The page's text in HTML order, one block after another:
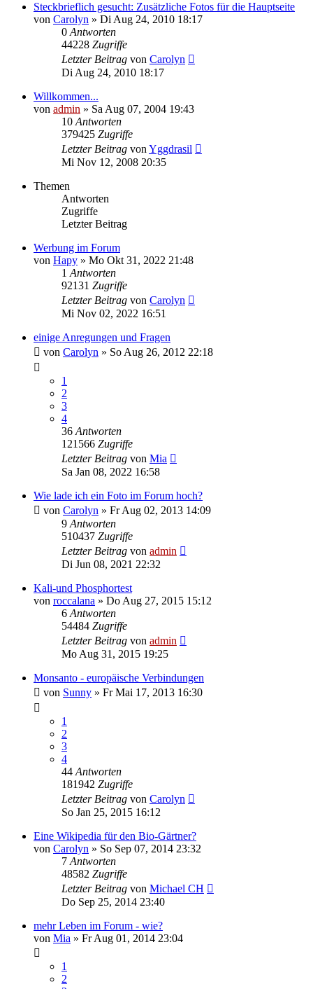
Steckbrieflich gesucht: Zusätzliche Fotos für die Hauptseite
von Carolyn » Di Aug 24, 2010 18:17
0 Antworten
44228 Zugriffe
Letzter Beitrag von Carolyn
Di Aug 24, 2010 18:17
Willkommen...
von admin » Sa Aug 07, 2004 19:43
10 Antworten
379425 Zugriffe
Letzter Beitrag von Yggdrasil
Mi Nov 12, 2008 20:35
Themen
Antworten
Zugriffe
Letzter Beitrag
Werbung im Forum
von Hapy » Mo Okt 31, 2022 21:48
1 Antworten
92131 Zugriffe
Letzter Beitrag von Carolyn
Mi Nov 02, 2022 16:51
einige Anregungen und Fragen
von Carolyn » So Aug 26, 2012 22:18
1
2
3
4
36 Antworten
121566 Zugriffe
Letzter Beitrag von Mia
Sa Jan 08, 2022 16:58
Wie lade ich ein Foto im Forum hoch?
von Carolyn » Fr Aug 02, 2013 14:09
9 Antworten
510437 Zugriffe
Letzter Beitrag von admin
Di Jun 08, 2021 22:32
Kali-und Phosphortest
von roccalana » Do Aug 27, 2015 15:12
6 Antworten
54484 Zugriffe
Letzter Beitrag von admin
Mo Aug 31, 2015 19:25
Monsanto - europäische Verbindungen
von Sunny » Fr Mai 17, 2013 16:30
1
2
3
4
44 Antworten
181942 Zugriffe
Letzter Beitrag von Carolyn
So Jan 25, 2015 16:12
Eine Wikipedia für den Bio-Gärtner?
von Carolyn » So Sep 07, 2014 23:32
7 Antworten
48582 Zugriffe
Letzter Beitrag von Michael CH
Do Sep 25, 2014 23:40
mehr Leben im Forum - wie?
von Mia » Fr Aug 01, 2014 23:04
1
2